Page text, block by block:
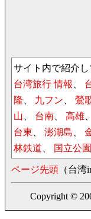
サイト内で紹介
台湾旅行 情報 、
隆、 九フン、 鶯
山、 台南、 高雄、
台東、 澎湖島、
林鉄道、 国立公園
ページ先頭 （台
Copyright ©